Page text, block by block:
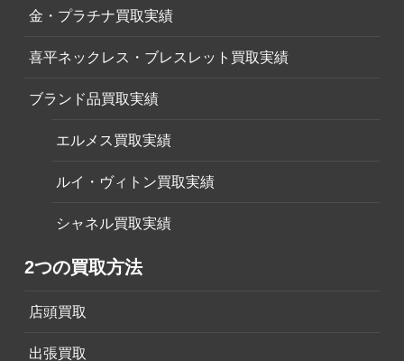
金・プラチナ買取実績
喜平ネックレス・ブレスレット買取実績
ブランド品買取実績
エルメス買取実績
ルイ・ヴィトン買取実績
シャネル買取実績
2つの買取方法
店頭買取
出張買取